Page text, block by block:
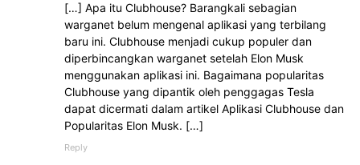
[…] Apa itu Clubhouse? Barangkali sebagian
warganet belum mengenal aplikasi yang terbilang
baru ini. Clubhouse menjadi cukup populer dan
diperbincangkan warganet setelah Elon Musk
menggunakan aplikasi ini. Bagaimana popularitas
Clubhouse yang dipantik oleh penggagas Tesla
dapat dicermati dalam artikel Aplikasi Clubhouse dan
Popularitas Elon Musk. […]
Reply